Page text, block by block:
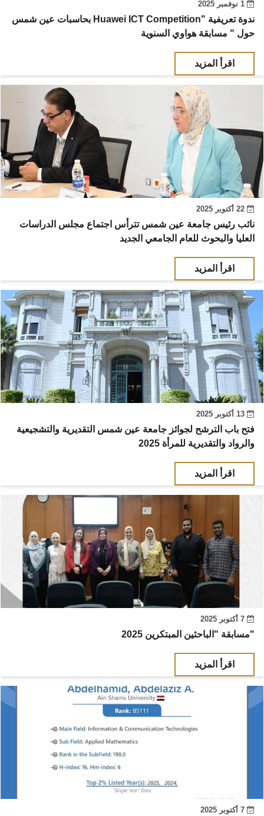
بحاسبات عين شمس Huawei ICT Competition" ندوة تعريفية
حول " مسابقة هواوي السنوية
اقرأ المزيد
نائب رئيس جامعة عين شمس تترأس اجتماع مجلس الدراسات
العليا والبحوث للعام الجامعي الجديد
اقرأ المزيد
فتح باب الترشح لجوائز جامعة عين شمس التقديرية والتشجيعية
والرواد والتقديرية للمرأة 2025
اقرأ المزيد
مسابقة "الباحثين المبتكرين 2025"
اقرأ المزيد